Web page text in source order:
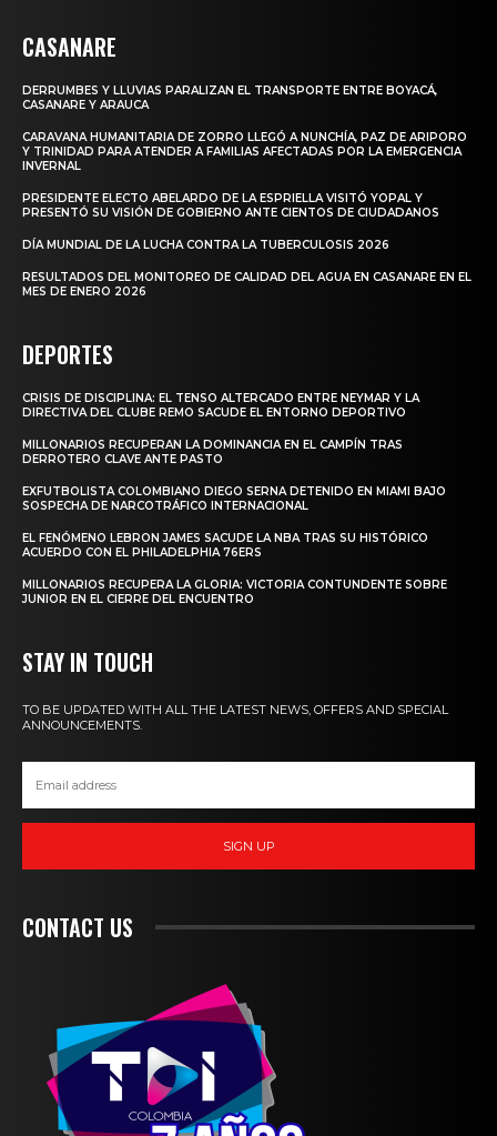
CASANARE
DERRUMBES Y LLUVIAS PARALIZAN EL TRANSPORTE ENTRE BOYACÁ,
CASANARE Y ARAUCA
CARAVANA HUMANITARIA DE ZORRO LLEGÓ A NUNCHÍA, PAZ DE ARIPORO
Y TRINIDAD PARA ATENDER A FAMILIAS AFECTADAS POR LA EMERGENCIA
INVERNAL
PRESIDENTE ELECTO ABELARDO DE LA ESPRIELLA VISITÓ YOPAL Y
PRESENTÓ SU VISIÓN DE GOBIERNO ANTE CIENTOS DE CIUDADANOS
DÍA MUNDIAL DE LA LUCHA CONTRA LA TUBERCULOSIS 2026
RESULTADOS DEL MONITOREO DE CALIDAD DEL AGUA EN CASANARE EN EL
MES DE ENERO 2026
DEPORTES
CRISIS DE DISCIPLINA: EL TENSO ALTERCADO ENTRE NEYMAR Y LA
DIRECTIVA DEL CLUBE REMO SACUDE EL ENTORNO DEPORTIVO
MILLONARIOS RECUPERAN LA DOMINANCIA EN EL CAMPÍN TRAS
DERROTERO CLAVE ANTE PASTO
EXFUTBOLISTA COLOMBIANO DIEGO SERNA DETENIDO EN MIAMI BAJO
SOSPECHA DE NARCOTRÁFICO INTERNACIONAL
EL FENÓMENO LEBRON JAMES SACUDE LA NBA TRAS SU HISTÓRICO
ACUERDO CON EL PHILADELPHIA 76ERS
MILLONARIOS RECUPERA LA GLORIA: VICTORIA CONTUNDENTE SOBRE
JUNIOR EN EL CIERRE DEL ENCUENTRO
STAY IN TOUCH
TO BE UPDATED WITH ALL THE LATEST NEWS, OFFERS AND SPECIAL
ANNOUNCEMENTS.
SIGN UP
CONTACT US